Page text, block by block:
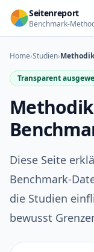
Seitenreport
Benchmark-
Home›Studien›Methodik
Transparent
Methodik
Diese Seite
Benchmark-
die Studien
bewusst